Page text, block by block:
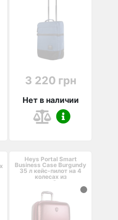
3 220 грн
Нет в наличии
Heys Portal Smart
Business Case Burgundy
35 л кейс-пилот на 4
колесах из
поликарбоната